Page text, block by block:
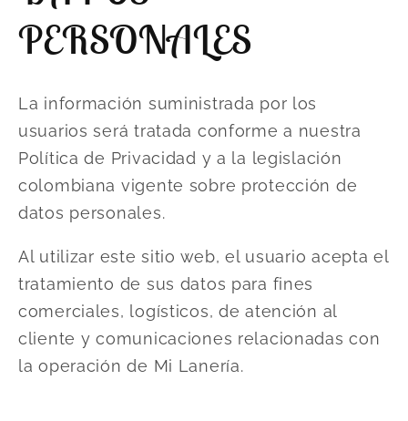
PERSONALES
La información suministrada por los
usuarios será tratada conforme a nuestra
Política de Privacidad y a la legislación
colombiana vigente sobre protección de
datos personales.
Al utilizar este sitio web, el usuario acepta el
tratamiento de sus datos para fines
comerciales, logísticos, de atención al
cliente y comunicaciones relacionadas con
la operación de Mi Lanería.